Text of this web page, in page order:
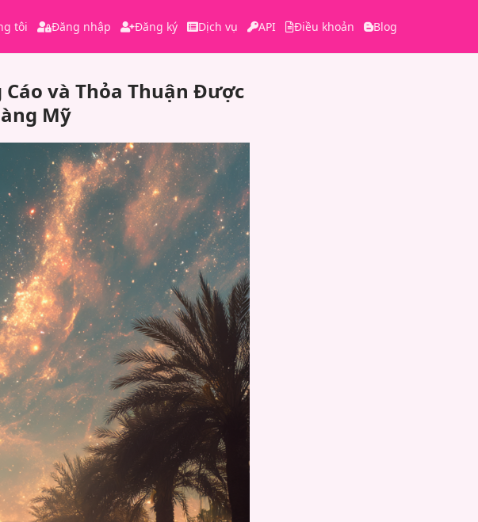
tôi Đăng nhập Đăng ký Dịch vụ API Điều khoản Blog
và Thỏa Thuận Được
Mỹ